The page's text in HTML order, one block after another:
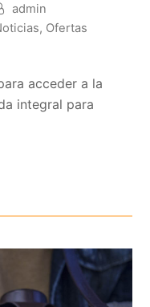
admin
, Ofertas
acceder a la
integral para